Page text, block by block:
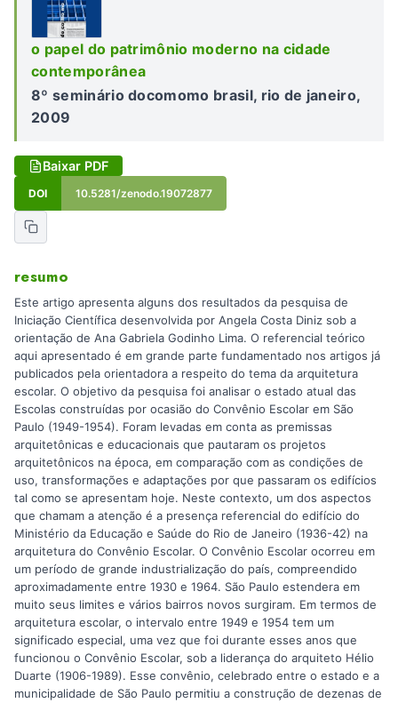
o papel do patrimônio moderno na cidade
contemporânea
8º seminário docomomo brasil, rio de janeiro,
2009
Baixar PDF
DOI 10.5281/zenodo.19072877
resumo
Este artigo apresenta alguns dos resultados da pesquisa de
Iniciação Científica desenvolvida por Angela Costa Diniz sob a
orientação de Ana Gabriela Godinho Lima. O referencial teórico
aqui apresentado é em grande parte fundamentado nos artigos já
publicados pela orientadora a respeito do tema da arquitetura
escolar. O objetivo da pesquisa foi analisar o estado atual das
Escolas construídas por ocasião do Convênio Escolar em São
Paulo (1949-1954). Foram levadas em conta as premissas
arquitetônicas e educacionais que pautaram os projetos
arquitetônicos na época, em comparação com as condições de
uso, transformações e adaptações por que passaram os edifícios
tal como se apresentam hoje. Neste contexto, um dos aspectos
que chamam a atenção é a presença referencial do edifício do
Ministério da Educação e Saúde do Rio de Janeiro (1936-42) na
arquitetura do Convênio Escolar. O Convênio Escolar ocorreu em
um período de grande industrialização do país, compreendido
aproximadamente entre 1930 e 1964. São Paulo estendera em
muito seus limites e vários bairros novos surgiram. Em termos de
arquitetura escolar, o intervalo entre 1949 e 1954 tem um
significado especial, uma vez que foi durante esses anos que
funcionou o Convênio Escolar, sob a liderança do arquiteto Hélio
Duarte (1906-1989). Esse convênio, celebrado entre o estado e a
municipalidade de São Paulo permitiu a construção de dezenas de